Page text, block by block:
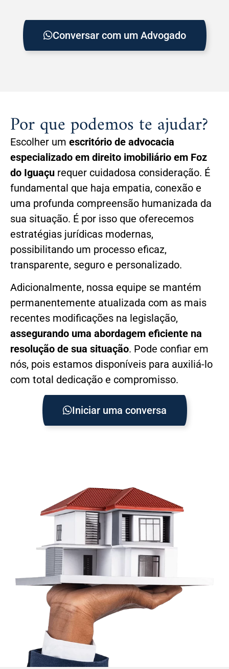
Conversar com um Advogado
Por que podemos te ajudar?
Escolher um escritório de advocacia
especializado em direito imobiliário em Foz
do Iguaçu requer cuidadosa consideração. É
fundamental que haja empatia, conexão e
uma profunda compreensão humanizada da
sua situação. É por isso que oferecemos
estratégias jurídicas modernas,
possibilitando um processo eficaz,
transparente, seguro e personalizado.
Adicionalmente, nossa equipe se mantém
permanentemente atualizada com as mais
recentes modificações na legislação,
assegurando uma abordagem eficiente na
resolução de sua situação. Pode confiar em
nós, pois estamos disponíveis para auxiliá-lo
com total dedicação e compromisso.
Iniciar uma conversa